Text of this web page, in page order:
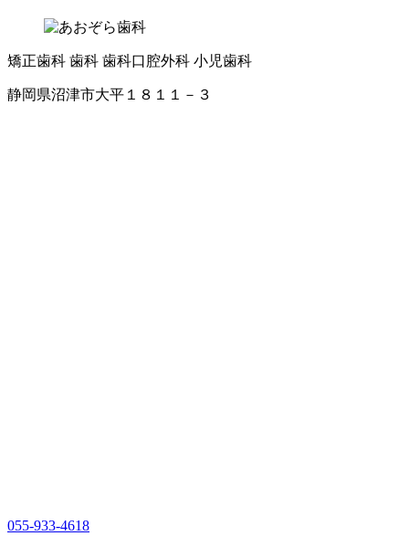
矯正歯科 歯科 歯科口腔外科 小児歯科
静岡県沼津市大平１８１１－３
055-933-4618